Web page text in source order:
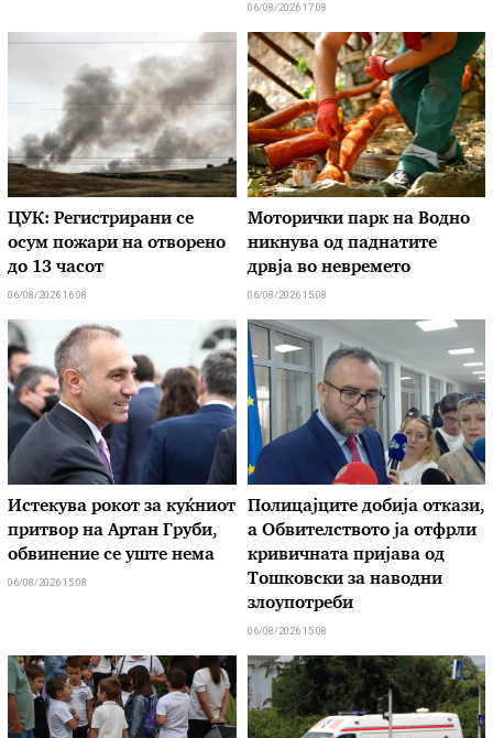
06/08/2026 17:08
ЦУК: Регистрирани се
осум пожари на отворено
до 13 часот
06/08/2026 16:08
Моторички парк на Водно
никнува од паднатите
дрвја во невремето
06/08/2026 15:08
Истекува рокот за куќниот
притвор на Артан Груби,
обвинение се уште нема
06/08/2026 15:08
Полицајците добија откази,
а Обвителството ја отфрли
кривичната пријава од
Тошковски за наводни
злоупотреби
06/08/2026 15:08